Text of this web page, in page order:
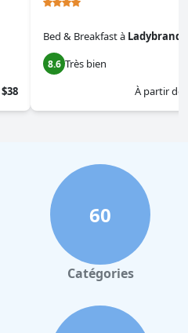
$38
Bed & Breakfastà Ladybrand
8.6 Très bien
À partir de
60
Catégories